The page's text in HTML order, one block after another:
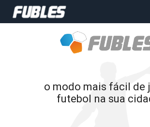
o modo mais fácil de
futebol na sua